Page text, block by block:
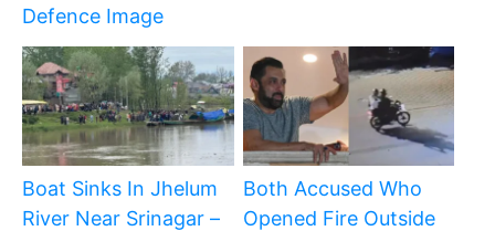
Defence Image
Boat Sinks In Jhelum
River Near Srinagar –
Both Accused Who
Opened Fire Outside